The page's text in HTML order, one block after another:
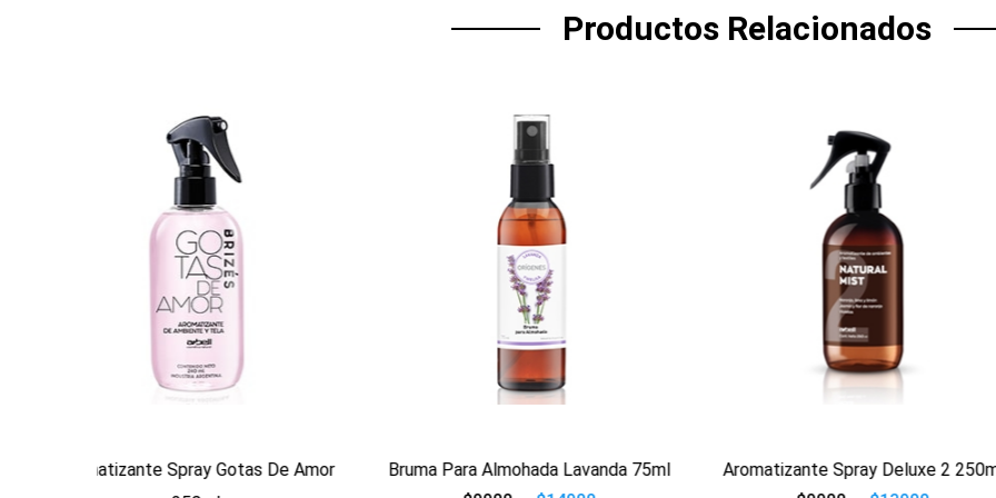
Productos Relacionados
Bruma Para Almohada Lavanda 75ml Aromatizante Spray Deluxe 2 250ml
Aromatizante Spray